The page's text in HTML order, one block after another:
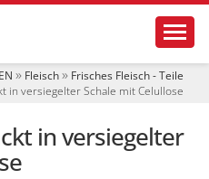
Fleisch
Frisches Fleisch - Teile
in versiegelter Schale mit Celullose
in versiegelter